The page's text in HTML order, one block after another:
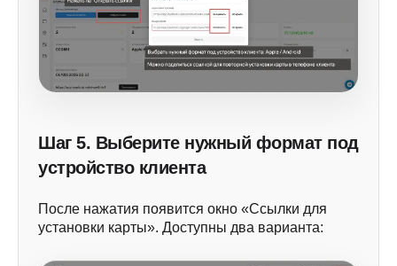
Шаг 5. Выберите нужный формат под
устройство клиента
После нажатия появится окно «Ссылки для
установки карты». Доступны два варианта: